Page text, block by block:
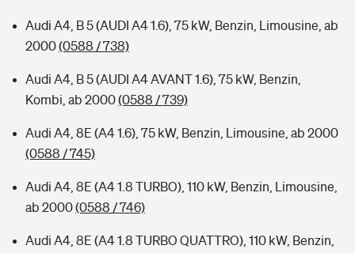
Audi A4, B 5 (AUDI A4 1.6), 75 kW, Benzin, Limousine, ab
2000(0588 / 738)
Audi A4, B 5 (AUDI A4 AVANT 1.6), 75 kW, Benzin,
Kombi, ab 2000(0588 / 739)
Audi A4, 8E (A4 1.6), 75 kW, Benzin, Limousine, ab 2000
(0588 / 745)
Audi A4, 8E (A4 1.8 TURBO), 110 kW, Benzin, Limousine,
ab 2000(0588 / 746)
Audi A4, 8E (A4 1.8 TURBO QUATTRO), 110 kW, Benzin,